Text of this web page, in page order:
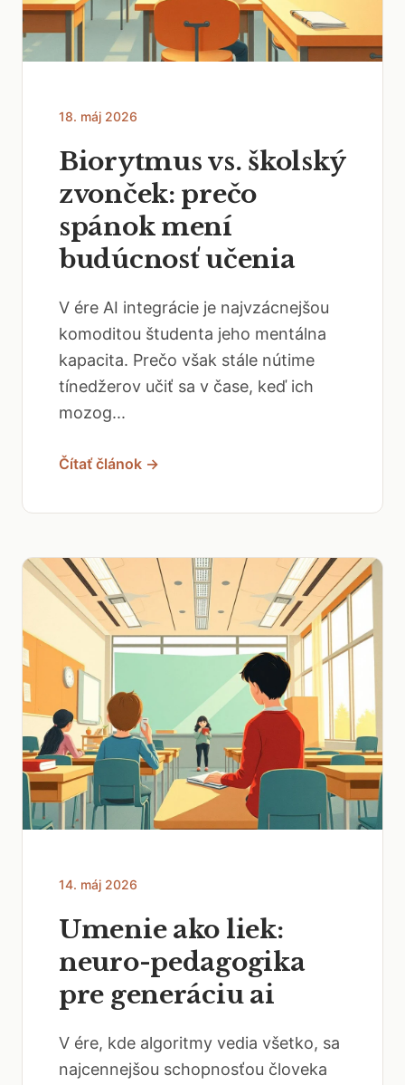
18. máj 2026
Biorytmus vs. školský
zvonček: prečo
spánok mení
budúcnosť učenia
V ére AI integrácie je najvzácnejšou
komoditou študenta jeho mentálna
kapacita. Prečo však stále nútime
tínedžerov učiť sa v čase, keď ich
mozog...
Čítať článok →
14. máj 2026
Umenie ako liek:
neuro-pedagogika
pre generáciu ai
V ére, kde algoritmy vedia všetko, sa
najcennejšou schopnosťou človeka